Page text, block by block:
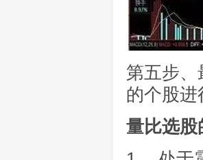
第五步
的个股
量比选股